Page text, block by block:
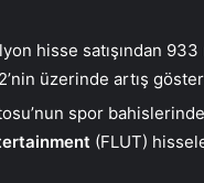
hisse satışından
üzerinde artış
spor bahislerinde
(FLUT)